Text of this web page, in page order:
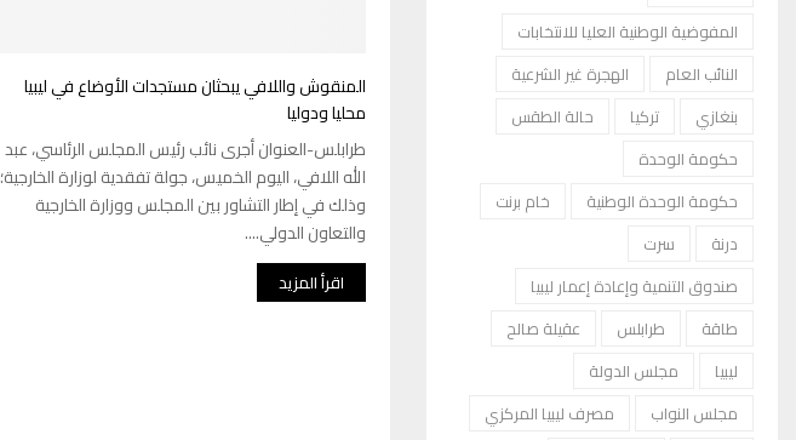
المنقوش واللافي يبحثان مستجدات الأوضاع في ليبيا
محليا ودوليا
طرابلس-العنوان أجرى نائب رئيس المجلس الرئاسي، عبد
الله اللافي، اليوم الخميس، جولة تفقدية لوزارة الخارجية؛
وذلك في إطار التشاور بين المجلس ووزارة الخارجية
والتعاون الدولي....
اقرأ المزيد
المفوضية الوطنية العليا للانتخابات
النائب العام
الهجرة غير الشرعية
بنغازي
تركيا
حالة الطقس
حكومة الوحدة
حكومة الوحدة الوطنية
خام برنت
درنة
سرت
صندوق التنمية وإعادة إعمار ليبيا
طاقة
طرابلس
عقيلة صالح
ليبيا
مجلس الدولة
مجلس النواب
مصرف ليبيا المركزي